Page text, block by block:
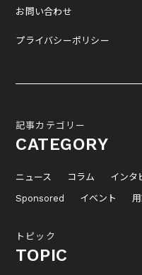
お問い合わせ
プライバシーポリシー
記事カテゴリー
CATEGORY
ニュース コラム インタ
Sponsored
イベント
トピック
TOPIC